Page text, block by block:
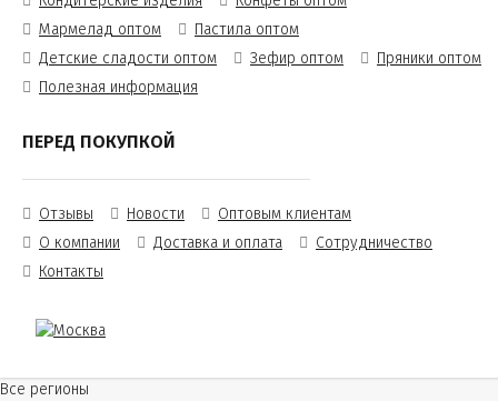
Мармелад оптом
Пастила оптом
Детские сладости оптом
Зефир оптом
Пряники оптом
Полезная информация
ПЕРЕД ПОКУПКОЙ
Отзывы Новости
Оптовым клиентам
О компании
Доставка и оплата
Сотрудничество
Контакты
Все регионы